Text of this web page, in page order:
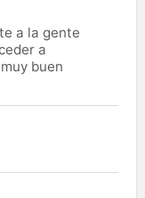
a la gente
a
buen